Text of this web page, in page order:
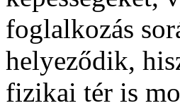
foglalkozás
helyeződik,
fizikai tér is